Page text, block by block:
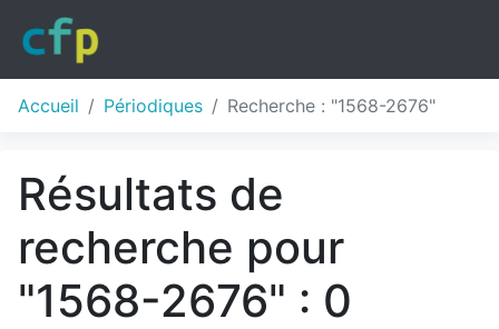
Accueil Périodiques Recherche : "1568-2676"
Résultats de
recherche pour
"1568-2676" : 0